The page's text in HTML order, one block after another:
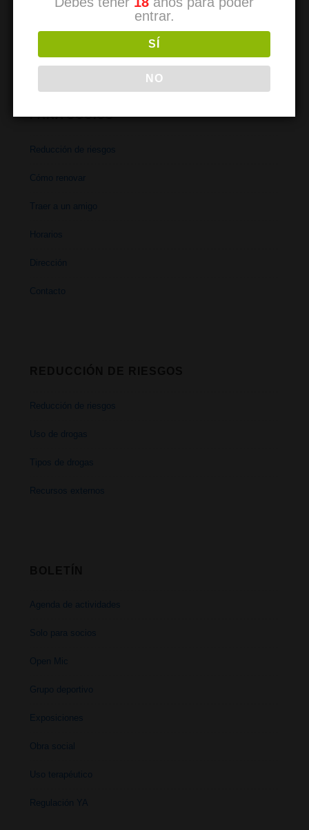
Comment devenir un membre
So werden Sie Mitglied
PARA SOCIOS
Reducción de riesgos
Cómo renovar
Traer a un amigo
Horarios
Dirección
Contacto
Reducción de riesgos
Uso de drogas
Tipos de drogas
Recursos externos
Agenda de actividades
Solo para socios
Open Mic
Grupo deportivo
Exposiciones
Obra social
Uso terapéutico
Regulación YA
entrar.
SÍ
NO